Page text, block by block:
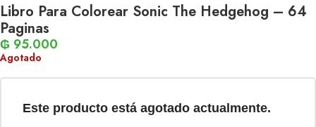
Libro Para Colorear Sonic The Hedgehog – 64
Paginas
₲ 95.000
Agotado
Este producto está agotado actualmente.